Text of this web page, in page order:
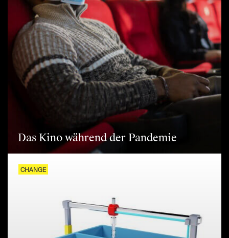
Das Kino während der Pandemie
CHANGE